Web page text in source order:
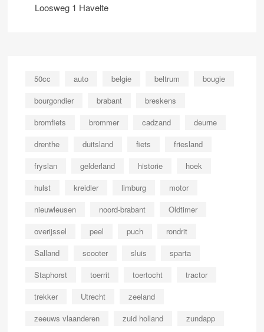
Loosweg 1 Havelte
50cc auto belgie beltrum
bougie
bourgondier
brabant
breskens
bromfiets
brommer cadzand
deurne
drenthe
duitsland fiets
friesland
fryslan
gelderland historie
hoek
hulst
kreidler limburg
motor
nieuwleusen
noord-brabant
Oldtimer
overijssel
peel puch
rondrit
Salland
scooter sluis
sparta
Staphorst
toerrit toertocht
tractor
trekker
Utrecht
zeeland
zeeuws vlaanderen
zuid holland zundapp